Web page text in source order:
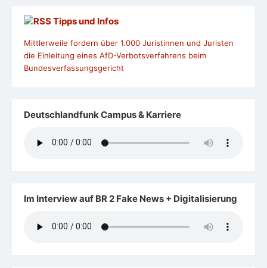
Tipps und Infos
Mittlerweile fordern über 1.000 Juristinnen und Juristen
die Einleitung eines AfD-Verbotsverfahrens beim
Bundesverfassungsgericht
Deutschlandfunk Campus & Karriere
Im Interview auf BR 2 Fake News + Digitalisierung